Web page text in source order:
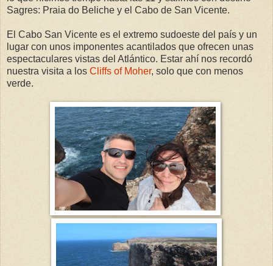
Sagres: Praia do Beliche y el Cabo de San Vicente.
El Cabo San Vicente es el extremo sudoeste del país y un
lugar con unos imponentes acantilados que ofrecen unas
espectaculares vistas del Atlántico. Estar ahí nos recordó
nuestra visita a los Cliffs of Moher, solo que con menos
verde.